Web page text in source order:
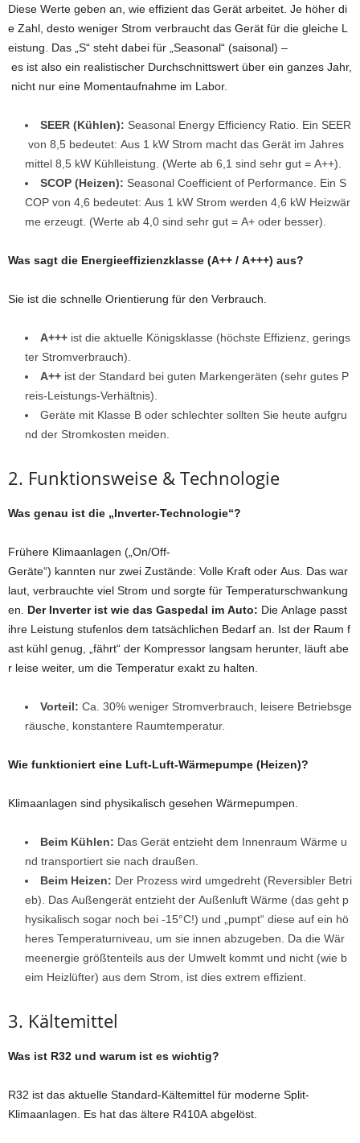
Diese Werte geben an, wie effizient das Gerät arbeitet. Je höher di
e Zahl, desto weniger Strom verbraucht das Gerät für die gleiche L
eistung. Das „S“ steht dabei für „Seasonal“ (saisonal) –
es ist also ein realistischer Durchschnittswert über ein ganzes Jahr,
nicht nur eine Momentaufnahme im Labor.
SEER (Kühlen): Seasonal Energy Efficiency Ratio. Ein SEER
von 8,5 bedeutet: Aus 1 kW Strom macht das Gerät im Jahres
mittel 8,5 kW Kühlleistung. (Werte ab 6,1 sind sehr gut = A++).
SCOP (Heizen): Seasonal Coefficient of Performance. Ein S
COP von 4,6 bedeutet: Aus 1 kW Strom werden 4,6 kW Heizwär
me erzeugt. (Werte ab 4,0 sind sehr gut = A+ oder besser).
Was sagt die Energieeffizienzklasse (A++ / A+++) aus?
Sie ist die schnelle Orientierung für den Verbrauch.
A+++ ist die aktuelle Königsklasse (höchste Effizienz, gerings
ter Stromverbrauch).
A++ ist der Standard bei guten Markengeräten (sehr gutes P
reis-Leistungs-Verhältnis).
Geräte mit Klasse B oder schlechter sollten Sie heute aufgru
nd der Stromkosten meiden.
2. Funktionsweise & Technologie
Was genau ist die „Inverter-Technologie“?
Frühere Klimaanlagen („On/Off-
Geräte“) kannten nur zwei Zustände: Volle Kraft oder Aus. Das war
laut, verbrauchte viel Strom und sorgte für Temperaturschwankung
en. Der Inverter ist wie das Gaspedal im Auto: Die Anlage passt
ihre Leistung stufenlos dem tatsächlichen Bedarf an. Ist der Raum f
ast kühl genug, „fährt“ der Kompressor langsam herunter, läuft abe
r leise weiter, um die Temperatur exakt zu halten.
Vorteil: Ca. 30% weniger Stromverbrauch, leisere Betriebsge
räusche, konstantere Raumtemperatur.
Wie funktioniert eine Luft-Luft-Wärmepumpe (Heizen)?
Klimaanlagen sind physikalisch gesehen Wärmepumpen.
Beim Kühlen: Das Gerät entzieht dem Innenraum Wärme u
nd transportiert sie nach draußen.
Beim Heizen: Der Prozess wird umgedreht (Reversibler Betri
eb). Das Außengerät entzieht der Außenluft Wärme (das geht p
hysikalisch sogar noch bei -15°C!) und „pumpt“ diese auf ein hö
heres Temperaturniveau, um sie innen abzugeben. Da die Wär
meenergie größtenteils aus der Umwelt kommt und nicht (wie b
eim Heizlüfter) aus dem Strom, ist dies extrem effizient.
3. Kältemittel
Was ist R32 und warum ist es wichtig?
R32 ist das aktuelle Standard-Kältemittel für moderne Split-
Klimaanlagen. Es hat das ältere R410A abgelöst.